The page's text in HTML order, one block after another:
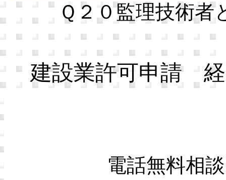
Ｑ２０監理技術
建設業許可申請 経
電話無料相